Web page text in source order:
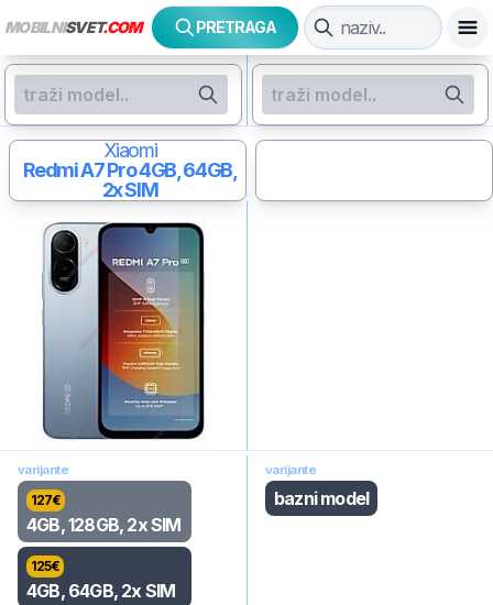
MOBILNISVET.COM PRETRAGA
Xiaomi
Redmi A7 Pro4GB, 64GB,
2x SIM
varijante
127€
4GB, 128GB, 2x SIM
125€
4GB, 64GB, 2x SIM
varijante
bazni model